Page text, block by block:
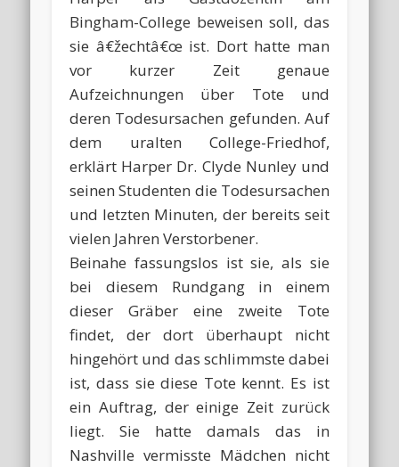
Bingham-College beweisen soll, das
sie â€žechtâ€œ ist. Dort hatte man
vor kurzer Zeit genaue
Aufzeichnungen über Tote und
deren Todesursachen gefunden. Auf
dem uralten College-Friedhof,
erklärt Harper Dr. Clyde Nunley und
seinen Studenten die Todesursachen
und letzten Minuten, der bereits seit
vielen Jahren Verstorbener.
Beinahe fassungslos ist sie, als sie
bei diesem Rundgang in einem
dieser Gräber eine zweite Tote
findet, der dort überhaupt nicht
hingehört und das schlimmste dabei
ist, dass sie diese Tote kennt. Es ist
ein Auftrag, der einige Zeit zurück
liegt. Sie hatte damals das in
Nashville vermisste Mädchen nicht